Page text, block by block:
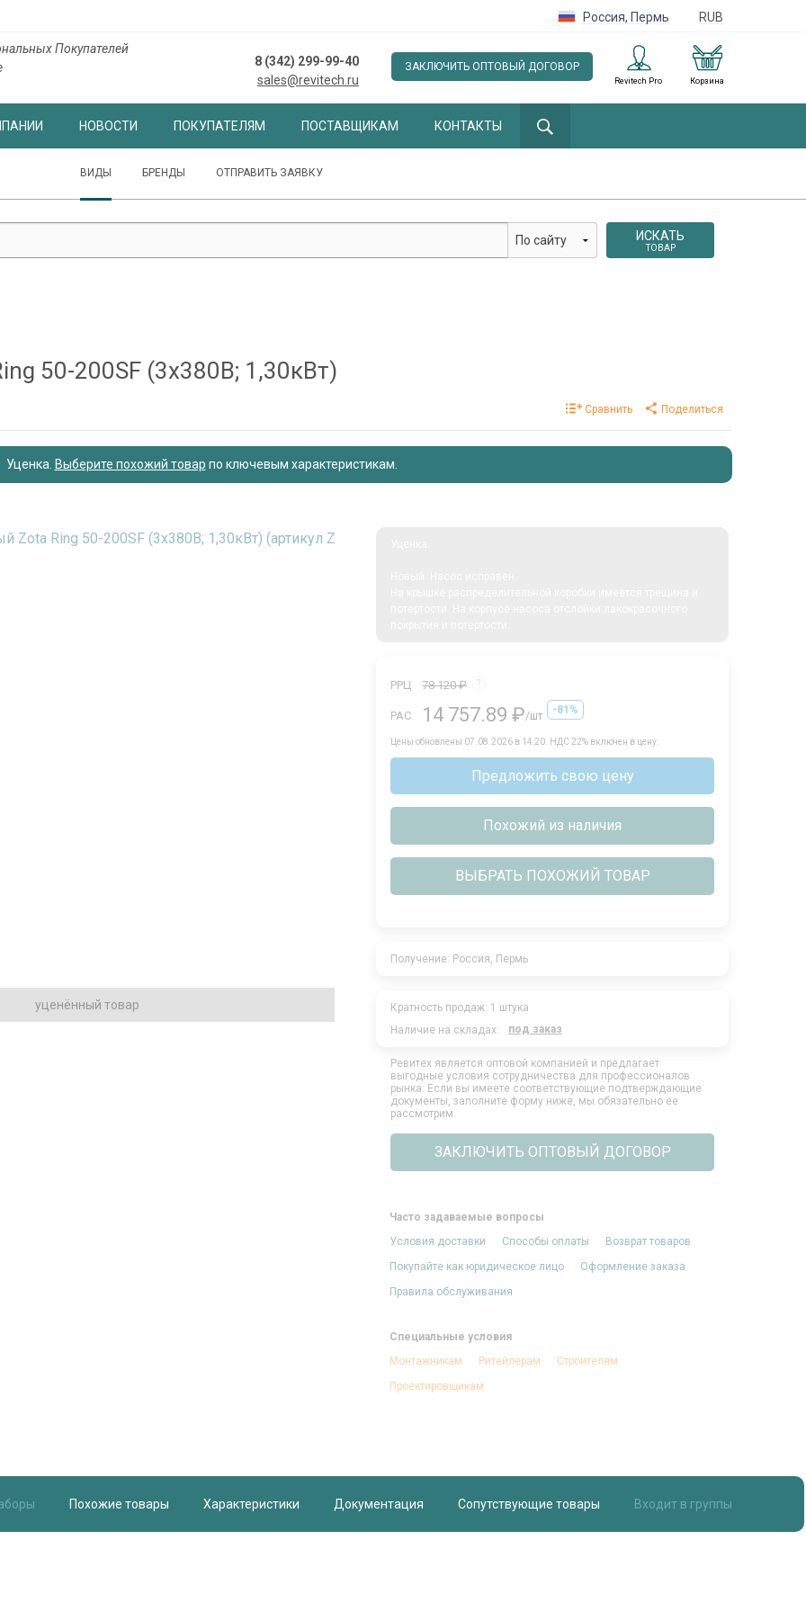
Россия, Пермь RUB
Корзина
Revitech Pro
ЗАКЛЮЧИТЬ ОПТОВЫЙ ДОГОВОР
8 (342) 299-99-40
sales@revitech.ru
Покупателей
НОВОСТИ ПОКУПАТЕЛЯМ ПОСТАВЩИКАМ КОНТАКТЫ
ВИДЫ БРЕНДЫ ОТПРАВИТЬ ЗАЯВКУ
ИСКАТЬ
ТОВАР
50-200SF (3х380В; 1,30кВт)
Сравнить Поделиться
Уценка. Выберите похожий товар по ключевым характеристикам
уценённый товар
РРЦ 78 120 ₽ ?
РАС 14 757.89 ₽/шт -81%
Цены обновлены 07.08.2026 в 14:20. НДС 22% включен в цену.
Предложить свою цену
Похожий из наличия
ВЫБРАТЬ ПОХОЖИЙ ТОВАР
Получение: Россия, Пермь
Кратность продаж: 1 штука
Наличие на складах:
под заказ
Ревитех является оптовой компанией и предлагает
выгодные условия сотрудничества для профессионалов
рынка. Если вы имеете соответствующие подтверждающие
документы, заполните форму ниже, мы обязательно ее
рассмотрим.
ЗАКЛЮЧИТЬ ОПТОВЫЙ ДОГОВОР
Часто задаваемые вопросы
Условия доставки
Способы оплаты
Возврат товаров
Покупайте как юридическое лицо
Оформление заказа
Правила обслуживания
Специальные условия
Монтажникам
Ритейлерам
Строителям
Проектировщикам
Похожие товары Характеристики Документация Сопутствующие товары Входит в группы